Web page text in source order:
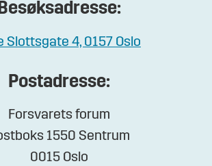
Slottsgate 4, 0157 Oslo
Postadresse:
Forsvarets forum
1550 Sentrum
0015 Oslo